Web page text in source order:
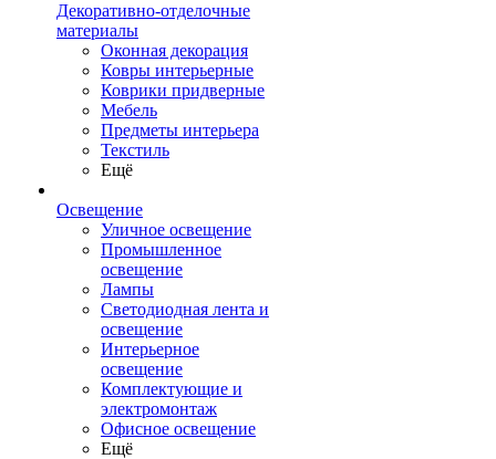
Декоративно-отделочные
материалы
Оконная декорация
Ковры интерьерные
Коврики придверные
Мебель
Предметы интерьера
Текстиль
Ещё
Освещение
Уличное освещение
Промышленное
освещение
Лампы
Светодиодная лента и
освещение
Интерьерное
освещение
Комплектующие и
электромонтаж
Офисное освещение
Ещё